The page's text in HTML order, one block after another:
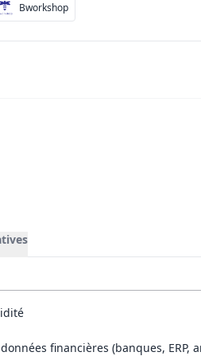
Bworkshop
financières (banques, ERP,